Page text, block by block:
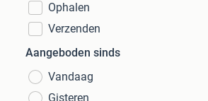
Ophalen
Verzenden
Aangeboden sinds
Vandaag
Gisteren